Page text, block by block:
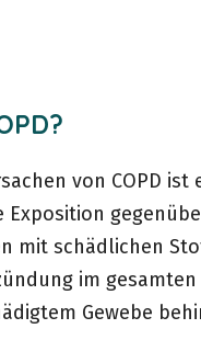
von COPD
mit schädlichen
im
Gewebe